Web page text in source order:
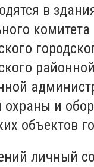
в
комитета
районной
охраны и
объектов
личный